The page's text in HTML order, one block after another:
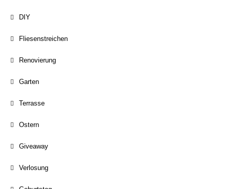
DIY
Fliesenstreichen
Renovierung
Garten
Terrasse
Ostern
Giveaway
Verlosung